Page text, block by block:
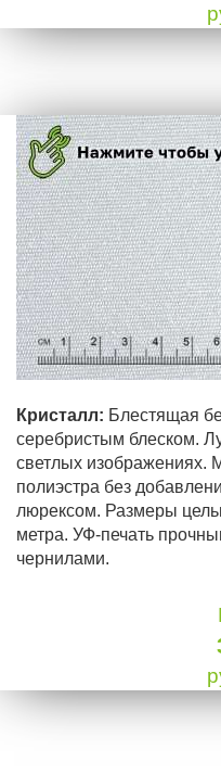
Кристалл: Блестящая
серебристым блеском.
светлых изображениях.
полиэстра без
люрексом. Размеры
метра. УФ-печать
чернилами.